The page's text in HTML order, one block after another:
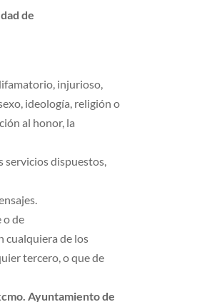
de
injurioso,
ideología, religión o
al honor, la
dispuestos,
o de
cualquiera de los
tercero, o que de
Ayuntamiento de